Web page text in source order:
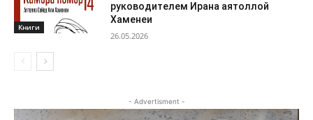
Книги
руководителем Ирана аятоллой
Хаменеи
26.05.2026
- Advertisment -